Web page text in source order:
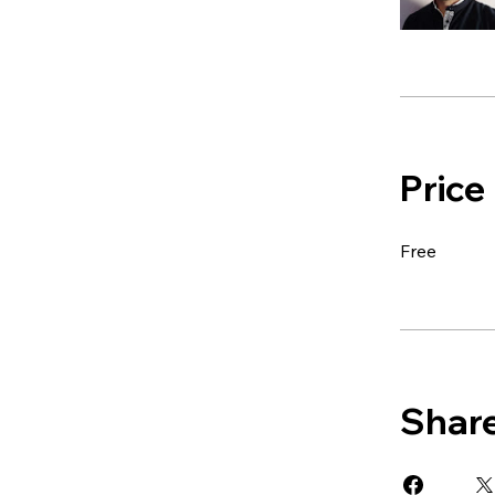
Price
Free